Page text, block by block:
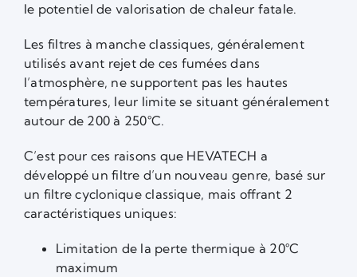
le potentiel de valorisation de chaleur fatale.
Les filtres à manche classiques, généralement
utilisés avant rejet de ces fumées dans
l’atmosphère, ne supportent pas les hautes
températures, leur limite se situant généralement
autour de 200 à 250°C.
C’est pour ces raisons que HEVATECH a
développé un filtre d’un nouveau genre, basé sur
un filtre cyclonique classique, mais offrant 2
caractéristiques uniques:
Limitation de la perte thermique à 20°C
maximum